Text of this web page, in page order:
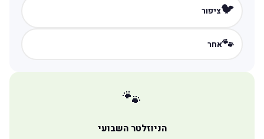
🐦ציפור
🐾אחר
🐾
הניוזלטר השבועי